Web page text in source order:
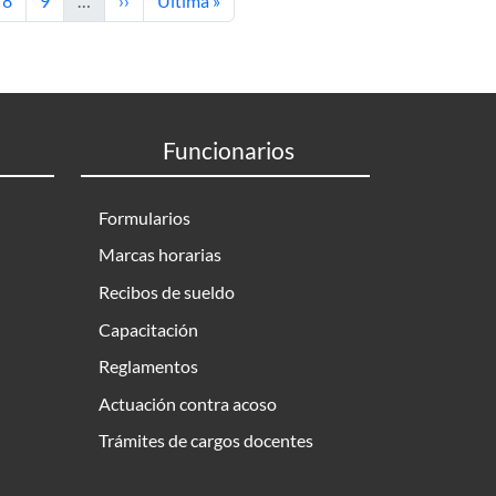
Funcionarios
Formularios
Marcas horarias
Recibos de sueldo
Capacitación
Reglamentos
Actuación contra acoso
Trámites de cargos docentes